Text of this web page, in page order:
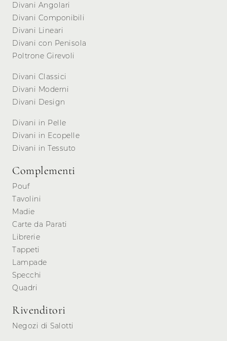
Divani Angolari
Divani Componibili
Divani Lineari
Divani con Penisola
Poltrone Girevoli
Divani Classici
Divani Moderni
Divani Design
Divani in Pelle
Divani in Ecopelle
Divani in Tessuto
Complementi
Pouf
Tavolini
Madie
Carte da Parati
Librerie
Tappeti
Lampade
Specchi
Quadri
Rivenditori
Negozi di Salotti